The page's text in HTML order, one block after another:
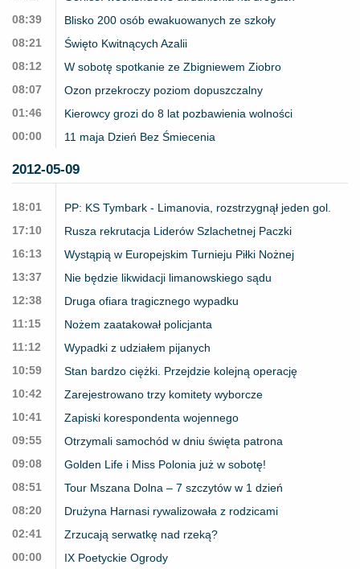
08:39
Blisko 200 osób ewakuowanych ze szkoły
08:21
Święto Kwitnących Azalii
08:12
W sobotę spotkanie ze Zbigniewem Ziobro
08:07
Ozon przekroczy poziom dopuszczalny
01:46
Kierowcy grozi do 8 lat pozbawienia wolności
00:00
11 maja Dzień Bez Śmiecenia
2012-05-09
18:01
PP: KS Tymbark - Limanovia, rozstrzygnął jeden gol.
17:10
Rusza rekrutacja Liderów Szlachetnej Paczki
16:13
Wystąpią w Europejskim Turnieju Piłki Nożnej
13:37
Nie będzie likwidacji limanowskiego sądu
12:38
Druga ofiara tragicznego wypadku
11:15
Nożem zaatakował policjanta
11:12
Wypadki z udziałem pijanych
10:59
Stan bardzo ciężki. Przejdzie kolejną operację
10:42
Zarejestrowano trzy komitety wyborcze
10:41
Zapiski korespondenta wojennego
09:55
Otrzymali samochód w dniu święta patrona
09:08
Golden Life i Miss Polonia już w sobotę!
08:51
Tour Mszana Dolna – 7 szczytów w 1 dzień
08:20
Drużyna Harnasi rywalizowała z rodzicami
02:41
Zrzucają serwatkę nad rzeką?
00:00
IX Poetyckie Ogrody